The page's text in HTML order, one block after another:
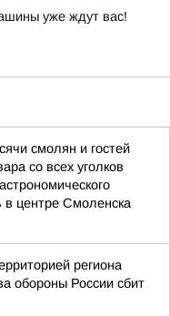
уже ждут вас!
смолян и гостей
со всех уголков
в центре Смоленска
региона
обороны России сбит